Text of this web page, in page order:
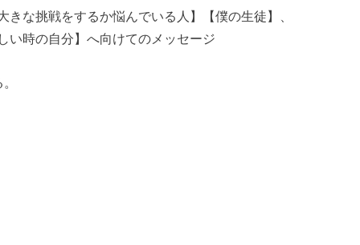
な挑戦をするか悩んでいる人】【僕の生徒】、
い時の自分】へ向けてのメッセージ